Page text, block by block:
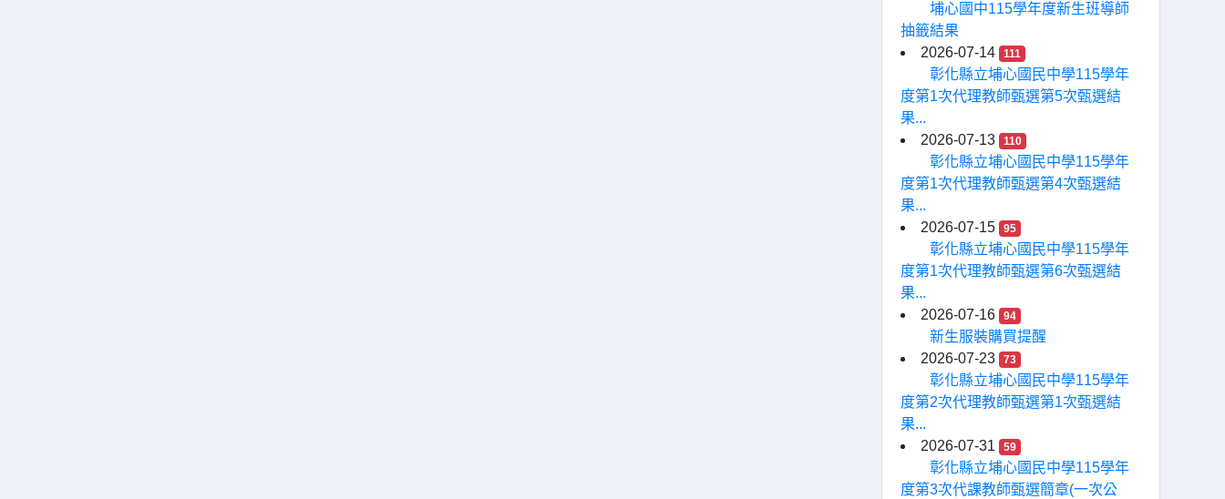
埔心國中115學年度新生班導師
抽籤結果
2026-07-14
111
彰化縣立埔心國民中學115學年
度第1次代理教師甄選第5次甄選結
果...
2026-07-13
110
彰化縣立埔心國民中學115學年
度第1次代理教師甄選第4次甄選結
果...
2026-07-15
95
彰化縣立埔心國民中學115學年
度第1次代理教師甄選第6次甄選結
果...
2026-07-16
94
新生服裝購買提醒
2026-07-23
73
彰化縣立埔心國民中學115學年
度第2次代理教師甄選第1次甄選結
果...
2026-07-31
59
彰化縣立埔心國民中學115學年
度第3次代課教師甄選簡章(一次公